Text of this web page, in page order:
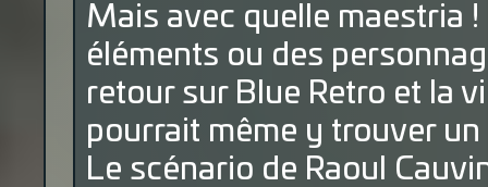
Mais avec quelle maestria
éléments ou des
retour sur Blue Retro et la
pourrait même y trouver
Le scénario de Raoul